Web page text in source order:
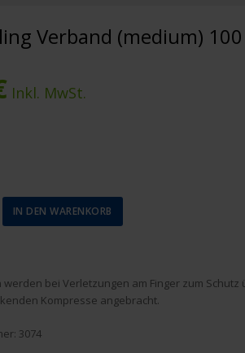
Verband (medium)
Inkl. MwSt.
IN DEN WARENKORB
werden bei Verletzungen am Finger zum Schutz
Kompresse angebracht.
3074